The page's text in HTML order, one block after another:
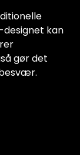
kan
gør det